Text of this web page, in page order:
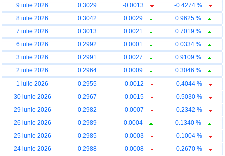
9 iulie 2026
0.3029 -0.0013
-0.4274 %
8 iulie 2026
0.3042 0.0029
0.9625 %
7 iulie 2026
0.3013 0.0021
0.7019 %
6 iulie 2026
0.2992 0.0001
0.0334 %
3 iulie 2026
0.2991 0.0027
0.9109 %
2 iulie 2026
0.2964 0.0009
0.3046 %
1 iulie 2026
0.2955 -0.0012
-0.4044 %
30 iunie 2026
0.2967 -0.0015
-0.5030 %
29 iunie 2026
0.2982 -0.0007
-0.2342 %
26 iunie 2026
0.2989 0.0004
0.1340 %
25 iunie 2026
0.2985 -0.0003
-0.1004 %
24 iunie 2026
0.2988 -0.0008
-0.2670 %